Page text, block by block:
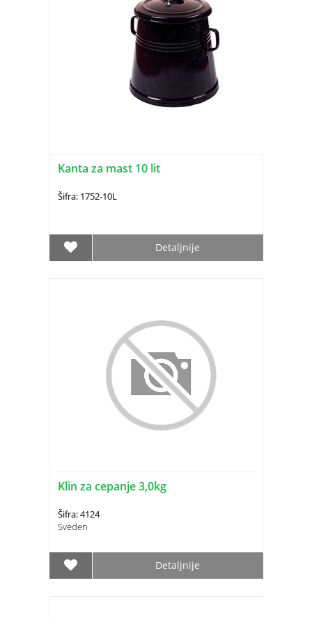
Kanta za mast 10 lit
Šifra: 1752-10L
Detaljnije
Klin za cepanje 3,0kg
Šifra: 4124
Sveden
Detaljnije